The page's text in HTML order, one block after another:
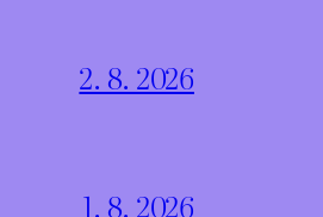
2. 8. 2026
1. 8. 2026